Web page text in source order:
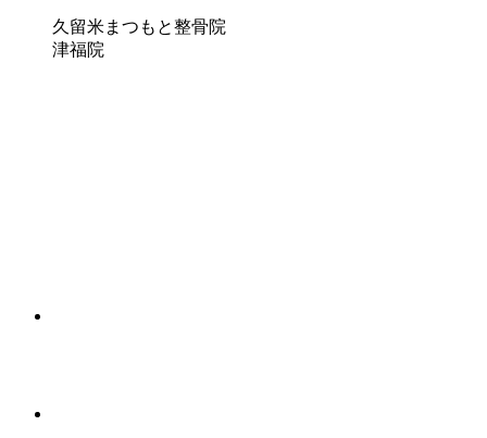
久留米まつもと整骨院
津福院